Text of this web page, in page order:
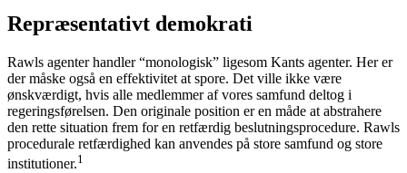
Repræsentativt demokrati
Rawls agenter handler “monologisk” ligesom Kants agenter. Her er
der måske også en effektivitet at spore. Det ville ikke være
ønskværdigt, hvis alle medlemmer af vores samfund deltog i
regeringsførelsen. Den originale position er en måde at abstrahere
den rette situation frem for en retfærdig beslutningsprocedure. Rawls
procedurale retfærdighed kan anvendes på store samfund og store
institutioner.1